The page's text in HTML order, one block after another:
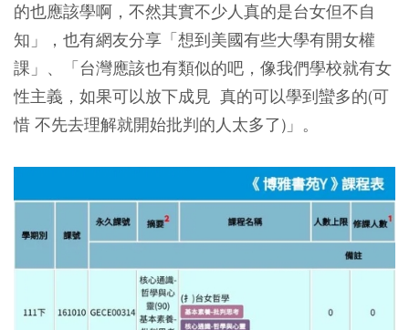
的也應該學啊，不然其實不少人真的是台女但不自
知」，也有網友分享「想到美國有些大學有開女權
課」、「台灣應該也有類似的吧，像我們學校就有女
性主義，如果可以放下成見 真的可以學到蠻多的(可
惜 不先去理解就開始批判的人太多了)」。